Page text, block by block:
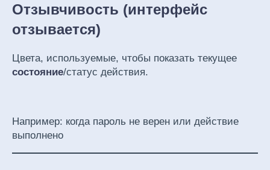
Отзывчивость (интерфейс
отзывается)
Цвета, используемые, чтобы показать текущее
состояние/статус действия.
Например: когда пароль не верен или действие
выполнено